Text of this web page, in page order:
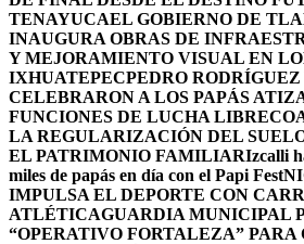
TENAYUCAEL GOBIERNO DE
INAUGURA OBRAS DE
Y MEJORAMIENTO VISUAL EN
IXHUATEPECPEDRO
CELEBRARON A LOS PAPÁS
FUNCIONES DE LUCHA LIBRE
LA REGULARIZACIÓN DEL
EL PATRIMONIO FAMILIARIzcalli
miles de papás en día con el Papi Fest
IMPULSA EL DEPORTE CON
ATLÉTICAGUARDIA MUNICIPAL
“OPERATIVO FORTALEZA”